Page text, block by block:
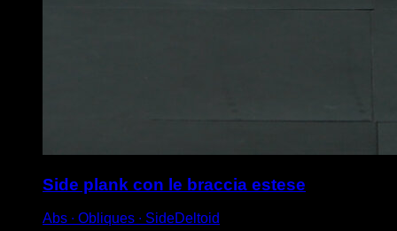
Side plank con le braccia estese
Abs ∙ Obliques ∙ SideDeltoid